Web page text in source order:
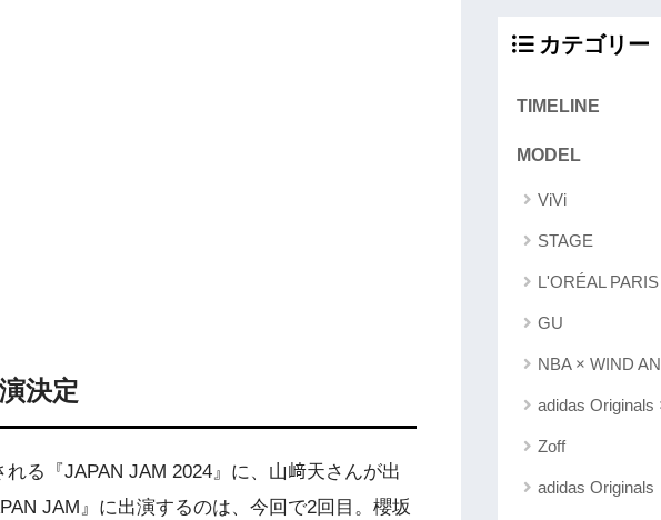
決定
る『JAPAN JAM 2024』に、山﨑天さんが出
JAM』に出演するのは、今回で2回目。櫻坂
カテゴリー
TIMELINE
MODEL
ViVi
STAGE
L'ORÉAL PARIS
GU
NBA × WIND
adidas Originals
Zoff
adidas Originals